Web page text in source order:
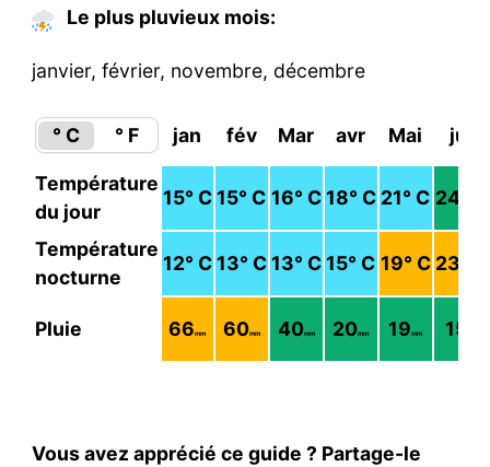
Le plus pluvieux mois:
janvier, février, novembre, décembre
° C ° F jan fév Mar avr Mai jui
Température
du jour
15° C 15° C 16° C 18° C 21° C 24
Température
nocturne
12° C 13° C 13° C 15° C 19° C 23
Pluie 66mm 60mm 40mm 20mm 19mm 15
Vous avez apprécié ce guide ? Partage-le